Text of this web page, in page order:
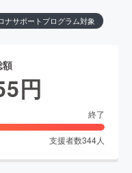
ナサポートプログラム対象
額
円
終了
支援者数344人